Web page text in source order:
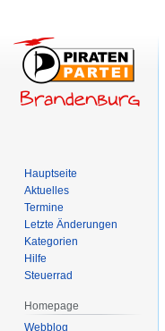
Hauptseite
Aktuelles
Termine
Letzte Änderungen
Kategorien
Hilfe
Steuerrad
Homepage
Webblog